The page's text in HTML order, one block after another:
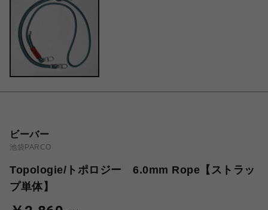
ビーバー
池袋PARCO
Topologie/トポロジー 6.0mm Rope【ストラッ
プ単体】